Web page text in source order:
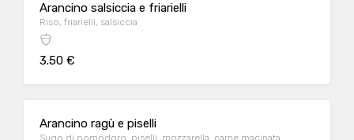
Arancino salsiccia e friarielli
Riso, friarielli, salsiccia
3.50 €
Arancino ragù e piselli
Sugo di pomodoro, piselli, mozzarella, carne macinata